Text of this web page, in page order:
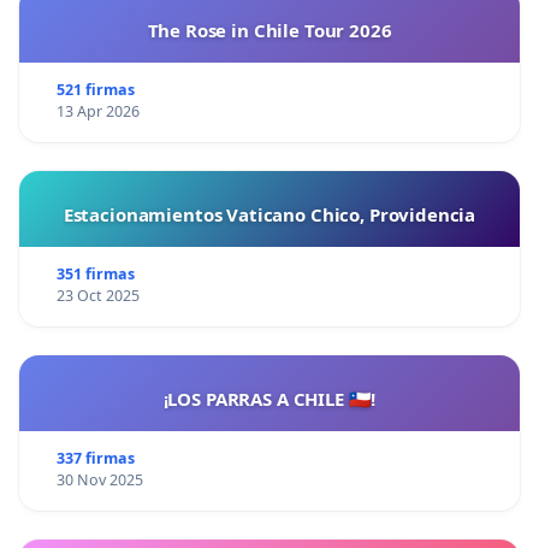
The Rose in Chile Tour 2026
521 firmas
13 Apr 2026
Estacionamientos Vaticano Chico, Providencia
351 firmas
23 Oct 2025
¡LOS PARRAS A CHILE 🇨🇱!
337 firmas
30 Nov 2025